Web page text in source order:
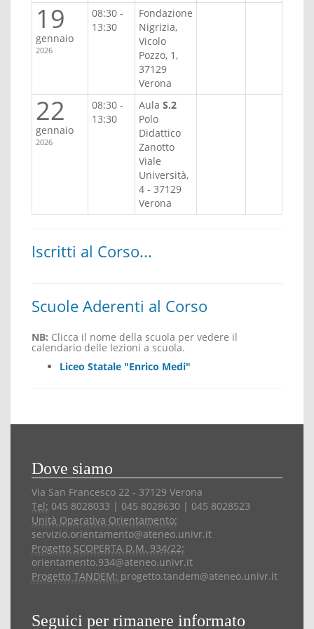
19
gennaio
2026
08:30 -
13:30
Fondazione
Nigrizia,
Vicolo
Pozzo, 1,
37129
Verona
22
gennaio
2026
08:30 -
13:30
Aula S.2
Polo
Didattico
Zanotto
Viale
Università,
4 - 37129
Verona
Iscritti al Corso...
Scuole Aderenti al Corso
NB: Clicca il nome della scuola per vedere il
calendario delle lezioni a scuola.
Liceo Statale "Enrico Medi"
Dove siamo
Via San Francesco 22 - 37129 Verona
Tel: 045 8028033 | 045 8028630 | 045 8028523
Unità Operativa Orientamento:
servizio.orientamento@ateneo.univr.it
Progetto SCOPERTA D.M. 934/22:
orientamento.934@ateneo.univr.it
Progetto TANDEM: progetto.tandem@ateneo.univr.it
Seguici per rimanere informato